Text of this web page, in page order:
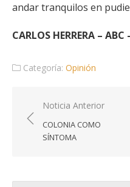
andar tranquilos en
CARLOS HERRERA –
Categoría: Opinión
Navegación
de
entradas
Noticia Anterior
COLONIA COMO
SÍNTOMA